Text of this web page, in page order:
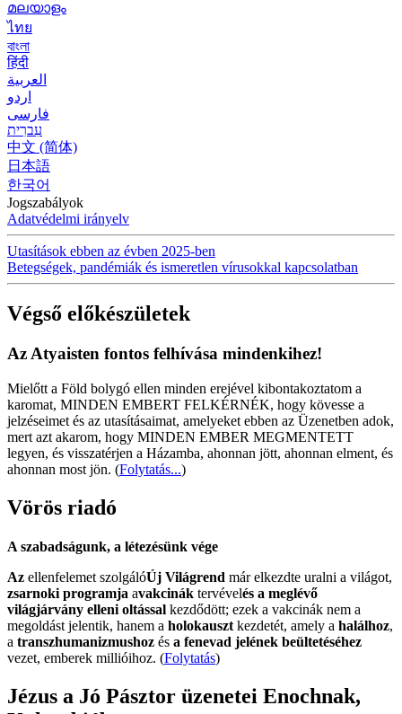
മലയാളം
ไทย
বাংলা
हिंदी
العربية
اردو
فارسی
עִברִית
中文 (简体)
日本語
한국어
Jogszabályok
Adatvédelmi irányelv
Utasítások ebben az évben 2025-ben
Betegségek, pandémiák és ismeretlen vírusokkal kapcsolatban
Végső előkészületek
Az Atyaisten fontos felhívása mindenkihez!
Mielőtt a Föld bolygó ellen minden erejével kibontakoztatom a
karomat, MINDEN EMBERT FELKÉRNÉK, hogy kövesse a
jelzéseimet és az utasításaimat, amelyeket ebben az Üzenetben adok,
mert azt akarom, hogy MINDEN EMBER MEGMENTETT
legyen, és visszatérjen a Házamba, ahonnan jött, ahonnan elment, és
ahonnan most jön. (Folytatás...)
Vörös riadó
A szabadságunk, a létezésünk vége
Az ellenfelemet szolgálóÚj Világrend már elkezdte uralni a világot,
zsarnoki programja avakcinák tervévelés a meglévő
világjárvány elleni oltással kezdődött; ezek a vakcinák nem a
megoldást jelentik, hanem a holokauszt kezdetét, amely a halálhoz,
a transzhumanizmushoz és a fenevad jelének beültetéséhez
vezet, emberek millióihoz. (Folytatás)
Jézus a Jó Pásztor üzenetei Enochnak,